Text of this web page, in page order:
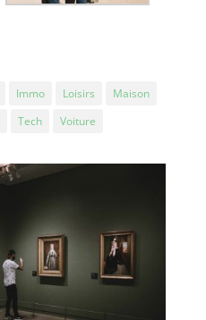
Immo Loisirs
Maison
Tech Voiture